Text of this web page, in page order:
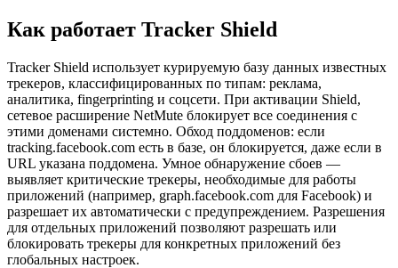
Как работает Tracker Shield
Tracker Shield использует курируемую базу данных известных
трекеров, классифицированных по типам: реклама,
аналитика, fingerprinting и соцсети. При активации Shield,
сетевое расширение NetMute блокирует все соединения с
этими доменами системно. Обход поддоменов: если
tracking.facebook.com есть в базе, он блокируется, даже если в
URL указана поддомена. Умное обнаружение сбоев —
выявляет критические трекеры, необходимые для работы
приложений (например, graph.facebook.com для Facebook) и
разрешает их автоматически с предупреждением. Разрешения
для отдельных приложений позволяют разрешать или
блокировать трекеры для конкретных приложений без
глобальных настроек.